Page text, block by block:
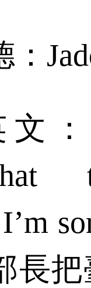
I
長